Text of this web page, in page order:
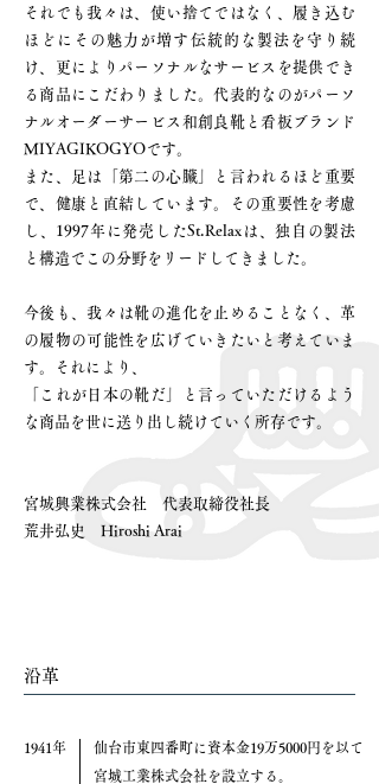
それでも我々は、使い捨てではなく、履き込む
ほどにその魅力が増す伝統的な製法を守り続
け、更によりパーソナルなサービスを提供でき
る商品にこだわりました。代表的なのがパーソ
ナルオーダーサービス和創良靴と看板ブランド
MIYAGIKOGYOです。
また、足は「第二の心臓」と言われるほど重要
で、健康と直結しています。その重要性を考慮
し、1997年に発売したSt.Relaxは、独自の製法
と構造でこの分野をリードしてきました。
今後も、我々は靴の進化を止めることなく、革
の履物の可能性を広げていきたいと考えていま
す。それにより、
「これが日本の靴だ」と言っていただけるよう
な商品を世に送り出し続けていく所存です。
宮城興業株式会社 代表取締役社長 ​
荒井弘史 Hiroshi Arai
沿革
1941年
仙台市東四番町に資本金19万5000円を以て
宮城工業株式会社を設立する。